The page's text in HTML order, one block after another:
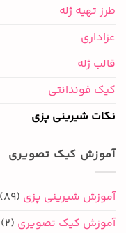
طرز تهیه ژله
عزاداری
قالب ژله
کیک فوندانتی
نکات شیرینی پزی
آموزش کیک تصویری
آموزش شیرینی پزی (89)
آموزش کیک تصویری (2)